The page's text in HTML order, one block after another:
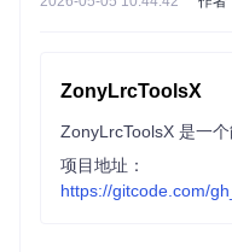
ZonyLrcToolsX
ZonyLrcToolsX 是一
项目地址：
https://gitcode.com/